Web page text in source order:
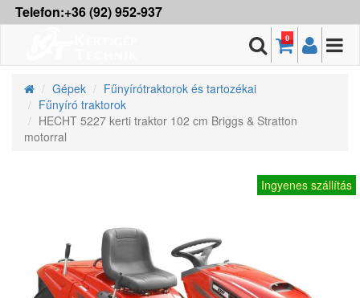
Telefon:+36 (92) 952-937
0
Gépek
Fűnyírótraktorok és tartozékai
Fűnyíró traktorok
HECHT 5227 kerti traktor 102 cm Briggs & Stratton
motorral
Ingyenes szállítás